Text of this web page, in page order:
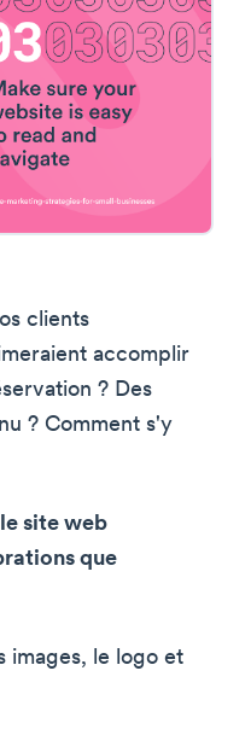
clients
accomplir
? Des
? Comment s'y
site web
que
images, le logo et